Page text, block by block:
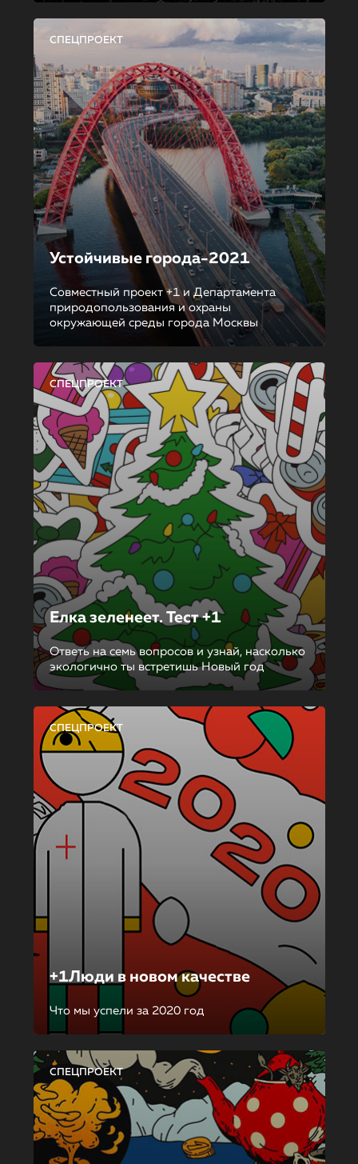
СПЕЦПРОЕКТ
Устойчивые города-2021
Совместный проект +1 и Департамента
природопользования и охраны
окружающей среды города Москвы
СПЕЦПРОЕКТ
Елка зеленеет. Тест +1
Ответь на семь вопросов и узнай, насколько
экологично ты встретишь Новый год
СПЕЦПРОЕКТ
+1Люди в новом качестве
Что мы успели за 2020 год
СПЕЦПРОЕКТ